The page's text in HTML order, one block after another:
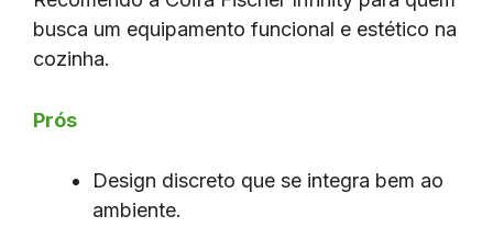
busca um equipamento funcional e estético na
cozinha.
Prós
Design discreto que se integra bem ao
ambiente.